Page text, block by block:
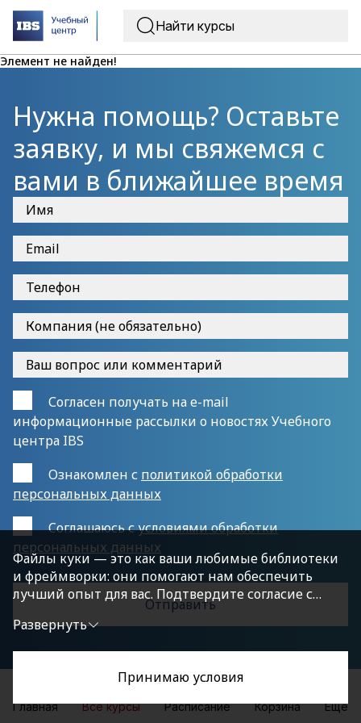
Элемент не найден!
Нужна помощь? Оставьте
заявку, и мы свяжемся с
вами в ближайшее время
Согласен получать на e-mail
информационные рассылки о новостях Учебного
центра IBS
Ознакомлен с политикой обработки
персональных данных
Cоглашаюсь сусловиями обработки
персональных данных
Главная Все курсы Расписание Корзина Еще
Файлы куки — это как ваши любимые библиотеки
и фреймворки: они помогают нам обеспечить
лучший опыт для вас. Подтвердите согласие с
политикой конфиденциальности, нажав
«Принимаю условия», чтобы продолжить.
Развернуть
Принимаю условия